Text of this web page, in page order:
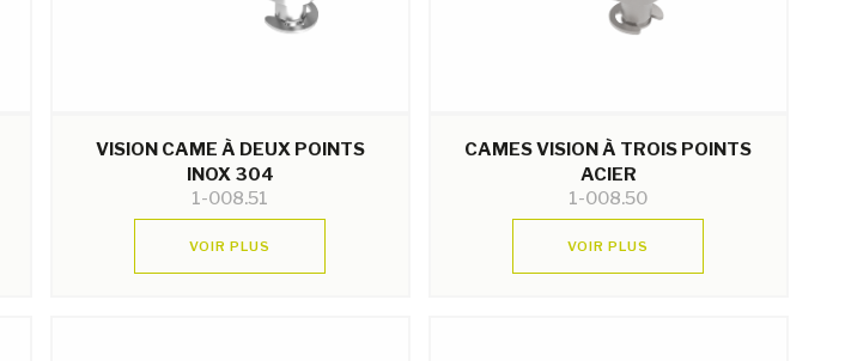
VISION CAME À DEUX POINTS
INOX 304
1-008.51
VOIR PLUS
CAMES VISION À TROIS POINTS
ACIER
1-008.50
VOIR PLUS